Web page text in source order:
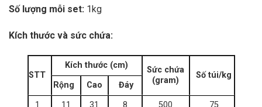
Số lượng mỗi set: 1kg
Kích thước và sức chứa:
STT
Kích thước (cm)
Sức chứa
(gram)
Số túi/kg
Rộng
Cao
Đáy
1
11 31 8 500 75